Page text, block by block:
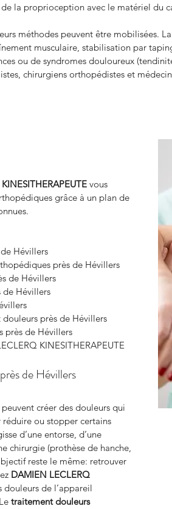
la proprioception avec le matériel du
méthodes peuvent être mobilisées. La
musculaire, stabilisation par
ou de syndromes douloureux
chirurgiens orthopédistes et
vous
grâce à un plan de
Hévillers
près de Hévillers
de Hévillers
Hévillers
près de Hévillers
près de Hévillers
KINESITHERAPEUTE
de Hévillers
créer des douleurs qui
ou stopper certains
d’une entorse, d’une
chirurgie (prothèse de hanche,
reste le même: retrouver
DAMIEN LECLERQ
douleurs de l’appareil
traitement douleurs